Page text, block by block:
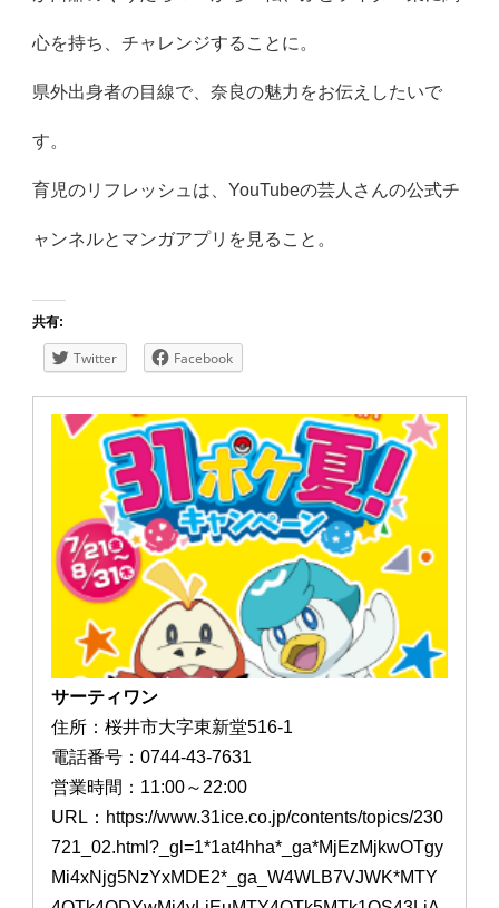
心を持ち、チャレンジすることに。
県外出身者の目線で、奈良の魅力をお伝えしたいで
す。
育児のリフレッシュは、YouTubeの芸人さんの公式チ
ャンネルとマンガアプリを見ること。
共有:
Twitter Facebook
サーティワン
住所：桜井市大字東新堂516-1
電話番号：0744-43-7631
営業時間：11:00～22:00
URL：https://www.31ice.co.jp/contents/topics/230
721_02.html?_gl=1*1at4hha*_ga*MjEzMjkwOTgy
Mi4xNjg5NzYxMDE2*_ga_W4WLB7VJWK*MTY